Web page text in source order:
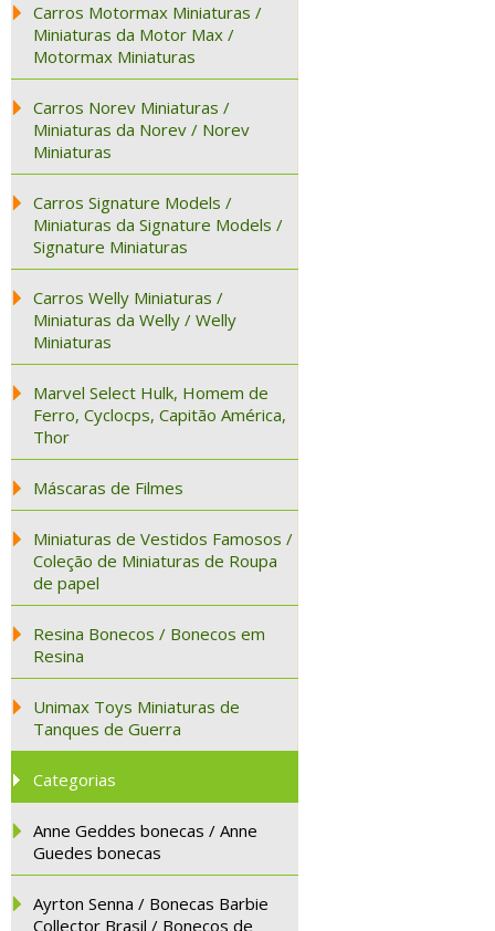
Carros Motormax Miniaturas /
Miniaturas da Motor Max /
Motormax Miniaturas
Carros Norev Miniaturas /
Miniaturas da Norev / Norev
Miniaturas
Carros Signature Models /
Miniaturas da Signature Models /
Signature Miniaturas
Carros Welly Miniaturas /
Miniaturas da Welly / Welly
Miniaturas
Marvel Select Hulk, Homem de
Ferro, Cyclocps, Capitão América,
Thor
Máscaras de Filmes
Miniaturas de Vestidos Famosos /
Coleção de Miniaturas de Roupa
de papel
Resina Bonecos / Bonecos em
Resina
Unimax Toys Miniaturas de
Tanques de Guerra
Categorias
Anne Geddes bonecas / Anne
Guedes bonecas
Ayrton Senna / Bonecas Barbie
Collector Brasil / Bonecos de